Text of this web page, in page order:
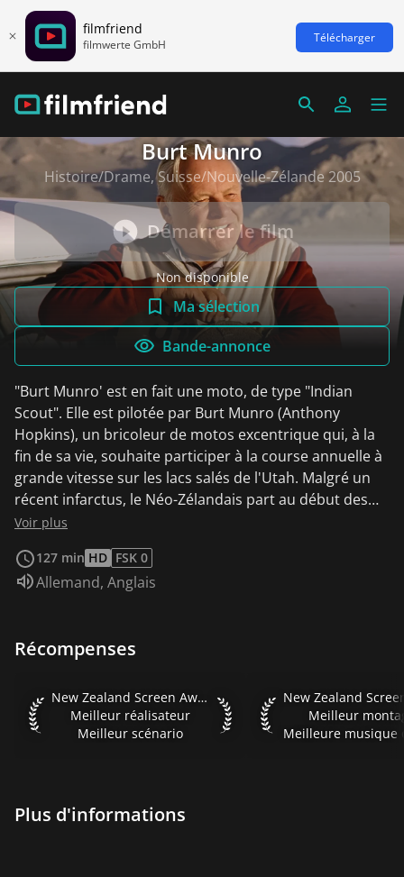
filmfriend
filmwerte GmbH Télécharger
Burt Munro
Histoire/Drame, Suisse/Nouvelle-Zélande 2005
Démarrer le film
Non disponible
Ma sélection
Bande-annonce
"Burt Munro' est en fait une moto, de type "Indian
Scout". Elle est pilotée par Burt Munro (Anthony
Hopkins), un bricoleur de motos excentrique qui, à la
fin de sa vie, souhaite participer à la course annuelle à
grande vitesse sur les lacs salés de l'Utah. Malgré un
récent infarctus, le Néo-Zélandais part au début des
années 1960 en direction des Etats-Unis pour réaliser
sportif passionnant inspiré de faits réels. Cet
hommage dépeint un marginal plein d'humour et de
Voir plus
127 min HD FSK 0
Audio :
Allemand, Anglais
Récompenses
New Zealand Screen Awards 2006 Meilleur réalisateur
New Zealand Screen Awards 2006
Meilleur réalisateur
Meilleur scénario
New Zealand
Meilleur
Plus d'informations